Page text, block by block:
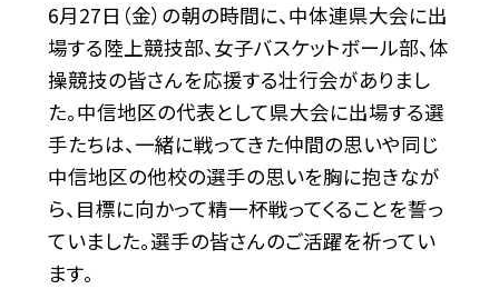
6月27日（金）の朝の時間に、中体連県大会に出
場する陸上競技部、女子バスケットボール部、体
操競技の皆さんを応援する壮行会がありまし
た。中信地区の代表として県大会に出場する選
手たちは、一緒に戦ってきた仲間の思いや同じ
中信地区の他校の選手の思いを胸に抱きなが
ら、目標に向かって精一杯戦ってくることを誓っ
ていました。選手の皆さんのご活躍を祈ってい
ます。